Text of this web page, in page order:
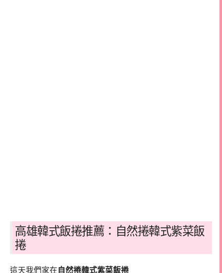
高雄韓式飯捲推薦：自然捲韓式紫菜飯
捲
這天我們家在 自然捲韓式紫菜飯捲